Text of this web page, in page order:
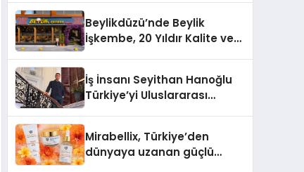
Beylikdüzü’nde Beylik
İşkembe, 20 Yıldır Kalite ve
İş İnsanı Seyithan Hanoğlu
Türkiye’yi Uluslararası
Mirabellix, Türkiye’den
dünyaya uzanan güçlü